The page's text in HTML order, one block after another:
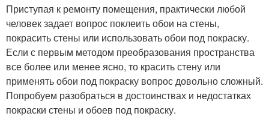
Приступая к ремонту помещения, практически любой
человек задает вопрос поклеить обои на стены,
покрасить стены или использовать обои под покраску.
Если с первым методом преобразования пространства
все более или менее ясно, то красить стену или
применять обои под покраску вопрос довольно сложный.
Попробуем разобраться в достоинствах и недостатках
покраски стены и обоев под покраску.